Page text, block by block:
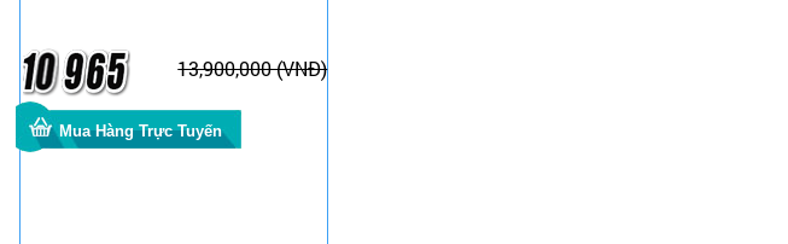
13,900,000 (VNĐ)